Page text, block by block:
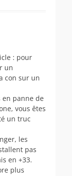
: pour
un
con sur un
en panne de
vous êtes
un truc
les
pas
en +33.
plus